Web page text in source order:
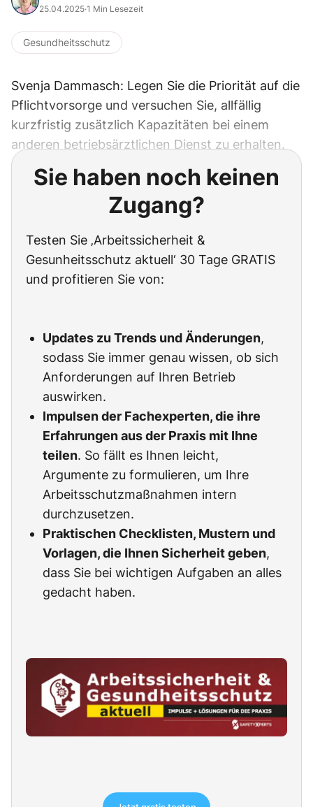
25.04.2025·1 Min Lesezeit
Gesundheitsschutz
Svenja Dammasch: Legen Sie die Priorität auf die
Pflichtvorsorge und versuchen Sie, allfällig
kurzfristig zusätzlich Kapazitäten bei einem
anderen betriebsärztlichen Dienst zu erhalten.
Sie haben noch keinen
Zugang?
Testen Sie ‚Arbeitssicherheit &
Gesunheitsschutz aktuell‘ 30 Tage GRATIS
und profitieren Sie von:
Updates zu Trends und Änderungen,
sodass Sie immer genau wissen, ob sich
Anforderungen auf Ihren Betrieb
auswirken.
Impulsen der Fachexperten, die ihre
Erfahrungen aus der Praxis mit Ihne
teilen. So fällt es Ihnen leicht,
Argumente zu formulieren, um Ihre
Arbeitsschutzmaßnahmen intern
durchzusetzen.
Praktischen Checklisten, Mustern und
Vorlagen, die Ihnen Sicherheit geben,
dass Sie bei wichtigen Aufgaben an alles
gedacht haben.